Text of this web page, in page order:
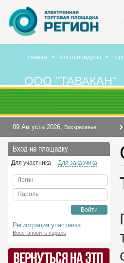
Главная > Все процедуры >
ООО "ТАВАКАН"
09 Августа 2026, Воскресенье
Вход на площадку
Для участника Для заказчика
Логин
Пароль
Войти
Регистрация участника
Восстановить пароль